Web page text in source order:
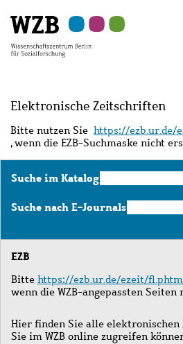
Hauptinhalt
springen
Navigation
springen
Suche
springen
Sekundärnavigation
springen
Fußzeile
springen
Elektronische Zeitschriften
Bitte nutzen Sie https://ezb.ur.de/
, wenn die EZB-Suchmaske nicht
Suche im KatalogSuche
im
Katalog
Suche nach E-JournalsSuche
nach
Journals
EZB
Bitte https://ezb.ur.de/ezeit/
wenn die WZB-angepassten
Hier finden Sie alle
Sie im WZB online zugreifen